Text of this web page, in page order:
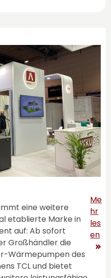
eine weitere
etablierte Marke in
auf: Ab sofort
Großhändler die
Wärmepumpen des
TCL und bietet
Me
hr
les
en